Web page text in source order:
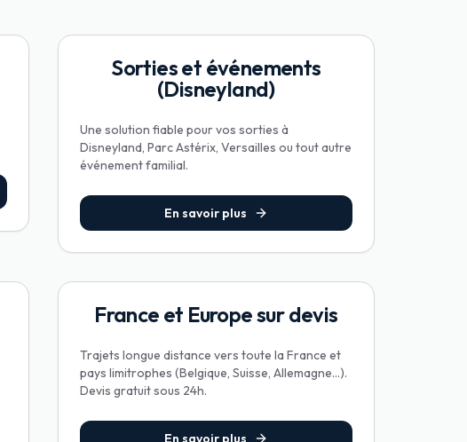
Sorties et événements
(Disneyland)
Une solution fiable pour vos sorties à
Disneyland, Parc Astérix, Versailles ou tout autre
événement familial.
En savoir plus
France et Europe sur devis
Trajets longue distance vers toute la France et
pays limitrophes (Belgique, Suisse, Allemagne...).
Devis gratuit sous 24h.
En savoir plus